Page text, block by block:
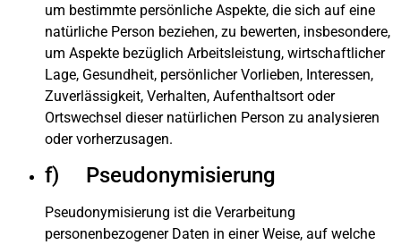
um bestimmte persönliche Aspekte, die sich auf eine
natürliche Person beziehen, zu bewerten, insbesondere,
um Aspekte bezüglich Arbeitsleistung, wirtschaftlicher
Lage, Gesundheit, persönlicher Vorlieben, Interessen,
Zuverlässigkeit, Verhalten, Aufenthaltsort oder
Ortswechsel dieser natürlichen Person zu analysieren
oder vorherzusagen.
f) Pseudonymisierung
Pseudonymisierung ist die Verarbeitung
personenbezogener Daten in einer Weise, auf welche